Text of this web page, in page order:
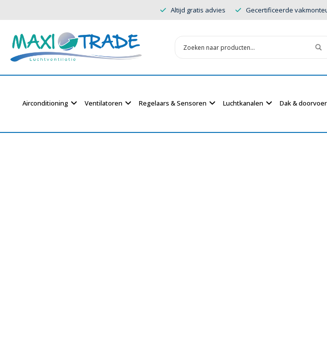
Altijd gratis advies Gecertificeerde
Airconditioning Ventilatoren Regelaars & Sensoren Luchtkanalen Dak &